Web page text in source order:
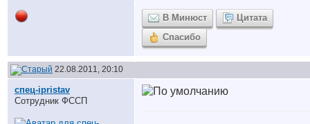
В Минюст
Цитата
Спасибо
22.08.2011, 20:10
спец-ipristav
Сотрудник ФССП